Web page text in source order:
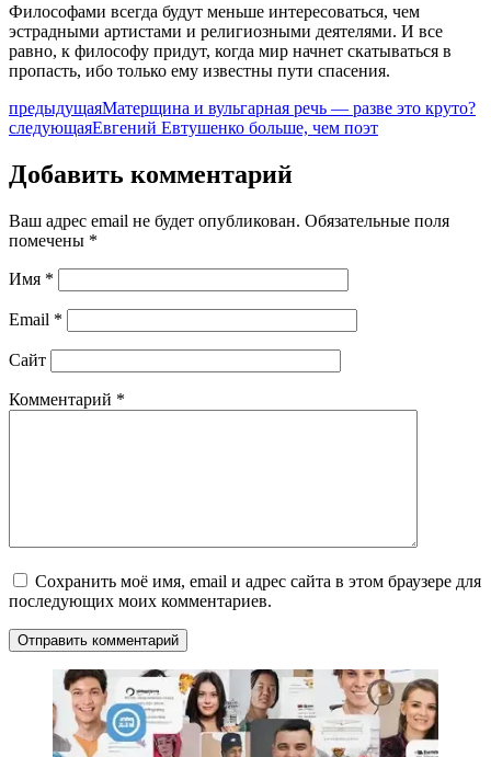
Философами всегда будут меньше интересоваться, чем
эстрадными артистами и религиозными деятелями. И все
равно, к философу придут, когда мир начнет скатываться в
пропасть, ибо только ему известны пути спасения.
предыдущаяМатерщина и вульгарная речь — разве это круто?
следующаяЕвгений Евтушенко больше, чем поэт
Добавить комментарий
Ваш адрес email не будет опубликован. Обязательные поля
помечены *
Имя *
Email *
Сайт
Комментарий *
Сохранить моё имя, email и адрес сайта в этом браузере для
последующих моих комментариев.